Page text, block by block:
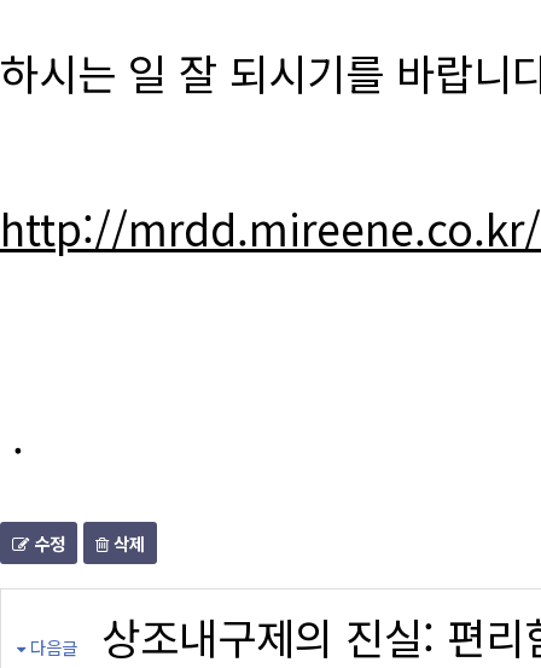
하시는 일 잘 되시기를 바랍니
http://
.
수정 삭제
다음글 상조내구제의 진실: 편